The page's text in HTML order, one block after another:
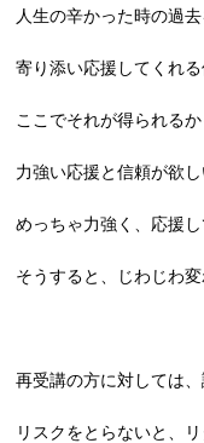
人生の辛かった時の過
寄り添い応援してくれ
ここでそれが得られるか
力強い応援と信頼が欲
めっちゃ力強く、応援し
そうすると、じわじわ
再受講の方に対しては
リスクをとらないと、